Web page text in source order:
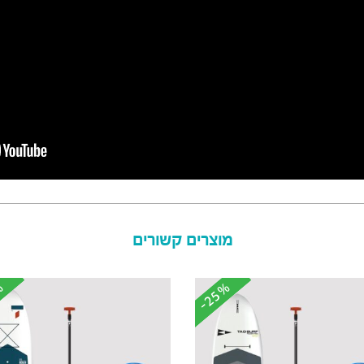
מוצרים קשורים
-25%
-25%